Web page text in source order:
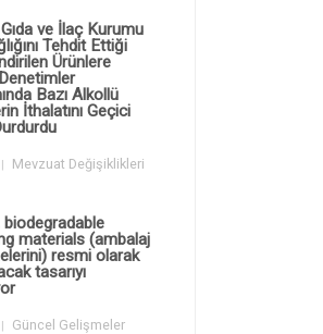
ve İlaç Kurumu
Tehdit Ettiği
Ürünlere
Bazı Alkollü
İthalatını Geçici
Mevzuat Değişiklikleri
biodegradable
materials (ambalaj
resmi olarak
tasarıyı
Güncel Gelişmeler